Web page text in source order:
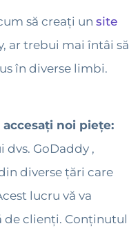
să creați un site
ar trebui mai întâi să
în diverse limbi.
noi piețe:
dvs. GoDaddy ,
diverse țări care
lucru vă va
de clienți. Conținutul